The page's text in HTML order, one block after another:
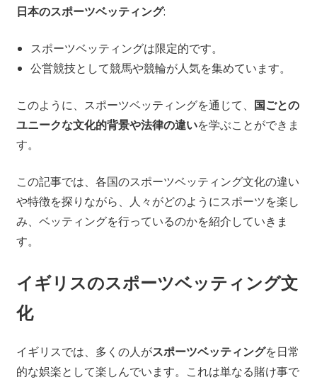
日本のスポーツベッティング:
スポーツベッティングは限定的です。
公営競技として競馬や競輪が人気を集めています。
このように、スポーツベッティングを通じて、 国ごとの
ユニークな文化的背景や法律の違いを学ぶことができま
す。
この記事では、各国のスポーツベッティング文化の違い
や特徴を探りながら、人々がどのようにスポーツを楽し
み、ベッティングを行っているのかを紹介していきま
す。
イギリスのスポーツベッティング文
化
イギリスでは、多くの人がスポーツベッティングを日常
的な娯楽として楽しんでいます。これは単なる賭け事で